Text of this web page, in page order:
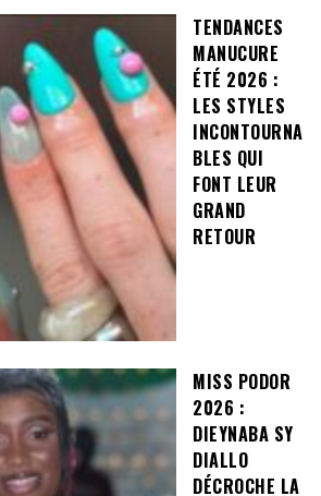
TENDANCES
MANUCURE
ÉTÉ 2026 :
LES STYLES
INCONTOURNA
BLES QUI
FONT LEUR
GRAND
RETOUR
MISS PODOR
2026 :
DIEYNABA SY
DIALLO
DÉCROCHE LA